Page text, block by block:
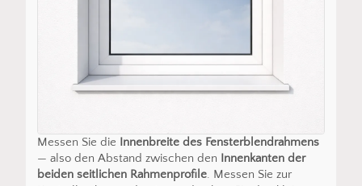
Messen Sie die Innenbreite des Fensterblendrahmens
— also den Abstand zwischen den Innenkanten der
beiden seitlichen Rahmenprofile. Messen Sie zur